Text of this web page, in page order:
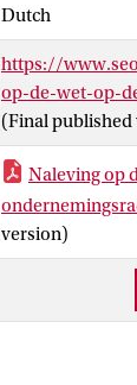
Dutch
https://
op-de-wet-op-
(Final published
Naleving op
version)